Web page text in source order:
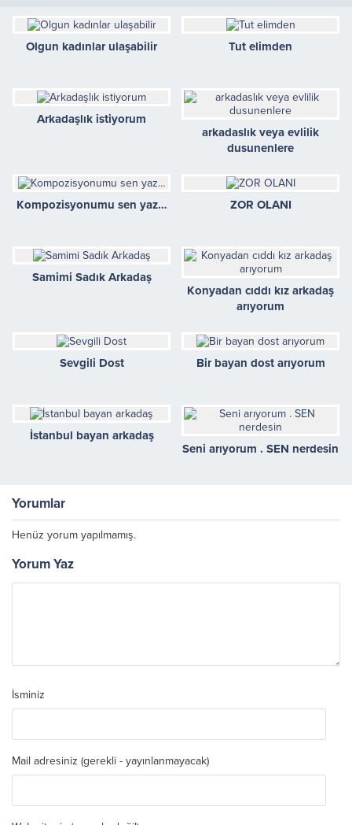
Olgun kadınlar ulaşabilir Tut elimden
Arkadaşlık istiyorum
arkadaslık veya evlilik
dusunenlere
Kompozisyonumu sen yaz… ZOR OLANI
Samimi Sadık Arkadaş
Konyadan cıddı kız arkadaş
arıyorum
Sevgili Dost Bir bayan dost arıyorum
İstanbul bayan arkadaş
Seni arıyorum . SEN nerdesin
Yorumlar
Henüz yorum yapılmamış.
Yorum Yaz
İsminiz
Mail adresiniz (gerekli - yayınlanmayacak)